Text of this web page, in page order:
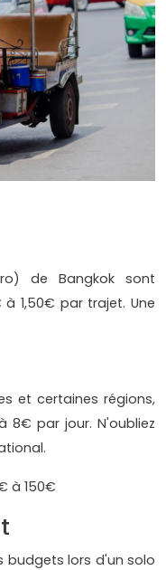
de Bangkok sont
1,50€ par trajet. Une
et certaines régions,
par jour. N'oubliez
à 150€
budgets lors d'un solo